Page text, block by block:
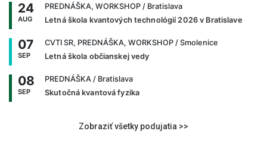
24
AUG
PREDNÁŠKA, WORKSHOP / Bratislava
Letná škola kvantových technológií 2026 v Bratislave
07
SEP
CVTI SR, PREDNÁŠKA, WORKSHOP / Smolenice
Letná škola občianskej vedy
08
SEP
PREDNÁŠKA / Bratislava
Skutočná kvantová fyzika
Zobraziť všetky podujatia >>